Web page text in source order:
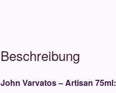
Beschreibung
John Varvatos – Artisan 75ml: